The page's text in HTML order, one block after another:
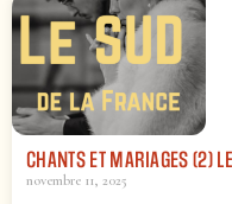
CHANTS ET MARIAGES (2)
novembre 11, 2025